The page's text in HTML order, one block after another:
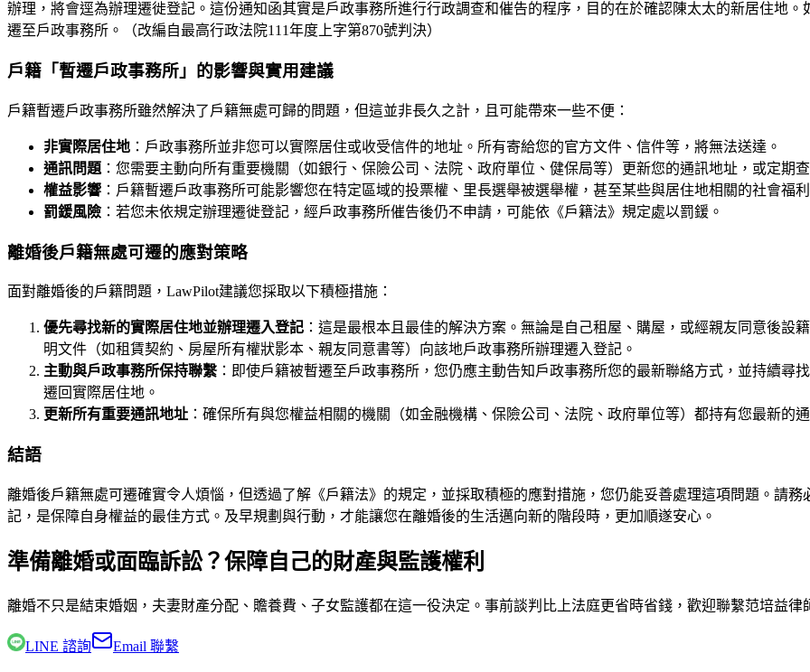
辦理，將會逕為辦理遷徙登記。這份通知函其實是戶政事務所進行行政調查和催告的程序，目的在於確認陳太太的新居住地
遷至戶政事務所。（改編自最高行政法院111年度上字第870號判決）
戶籍「暫遷戶政事務所」的影響與實用建議
戶籍暫遷戶政事務所雖然解決了戶籍無處可歸的問題，但這並非長久之計，且可能帶來一些不便：
非實際居住地 ：戶政事務所並非您可以實際居住或收受信件的地址。所有寄給您的官方文件、信件等，將無法送達。
通訊問題 ：您需要主動向所有重要機關（如銀行、保險公司、法院、政府單位、健保局等）更新您的通訊地址，或定期
權益影響 ：戶籍暫遷戶政事務所可能影響您在特定區域的投票權、里長選舉被選舉權，甚至某些與居住地相關的社會福
罰鍰風險 ：若您未依規定辦理遷徙登記，經戶政事務所催告後仍不申請，可能依《戶籍法》規定處以罰鍰。
離婚後戶籍無處可遷的應對策略
面對離婚後的戶籍問題，LawPilot建議您採取以下積極措施：
優先尋找新的實際居住地並辦理遷入登記 ：這是最根本且最佳的解決方案。無論是自己租屋、購屋，或經親友同意後
明文件（如租賃契約、房屋所有權狀影本、親友同意書等）向該地戶政事務所辦理遷入登記。
主動與戶政事務所保持聯繫 ：即使戶籍被暫遷至戶政事務所，您仍應主動告知戶政事務所您的最新聯絡方式，並持續尋
遷回實際居住地。
更新所有重要通訊地址 ：確保所有與您權益相關的機關（如金融機構、保險公司、法院、政府單位等）都持有您最新的
結語
離婚後戶籍無處可遷確實令人煩惱，但透過了解《戶籍法》的規定，並採取積極的應對措施，您仍能妥善處理這項問題。請
記，是保障自身權益的最佳方式。及早規劃與行動，才能讓您在離婚後的生活邁向新的階段時，更加順遂安心。
準備離婚或面臨訴訟？保障自己的財產與監護權利
離婚不只是結束婚姻，夫妻財產分配、贍養費、子女監護都在這一役決定。事前談判比上法庭更省時省錢，歡迎聯繫范培益律
LINE 諮詢 Email 聯繫